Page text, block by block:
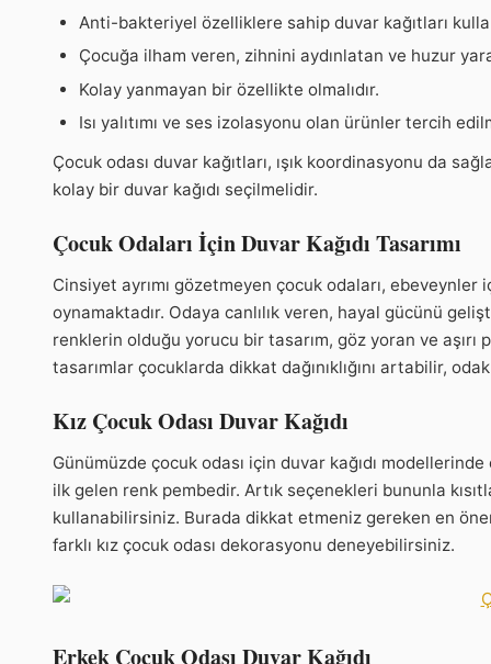
Anti-bakteriyel özelliklere sahip duvar kağıtları
Çocuğa ilham veren, zihnini aydınlatan ve huzur
Kolay yanmayan bir özellikte olmalıdır.
Isı yalıtımı ve ses izolasyonu olan ürünler tercih
Çocuk odası duvar kağıtları, ışık koordinasyonu da
kolay bir duvar kağıdı seçilmelidir.
Çocuk Odaları İçin Duvar Kağıdı Tasarımı
Cinsiyet ayrımı gözetmeyen çocuk odaları, ebeveynler
oynamaktadır. Odaya canlılık veren, hayal gücünü
renklerin olduğu yorucu bir tasarım, göz yoran ve aşırı
tasarımlar çocuklarda dikkat dağınıklığını artabilir,
Kız Çocuk Odası Duvar Kağıdı
Günümüzde çocuk odası için duvar kağıdı
ilk gelen renk pembedir. Artık seçenekleri bununla
kullanabilirsiniz. Burada dikkat etmeniz gereken en
farklı kız çocuk odası dekorasyonu deneyebilirsiniz.
Erkek Çocuk Odası Duvar Kağıdı